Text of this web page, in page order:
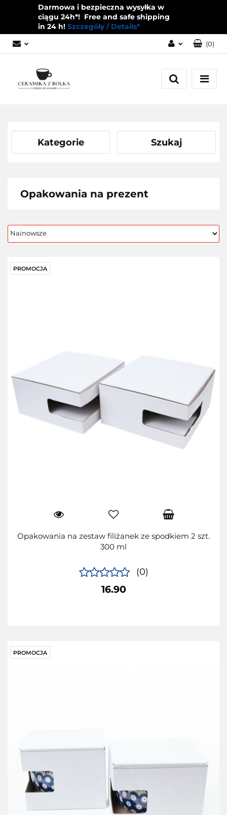
Darmowa i bezpieczna wysyłka w
ciągu 24h*! Free and safe shipping
in 24 h! Szczegóły / Details*
Zaloguj się
Zarejestruj się
(0)
Kategorie Szukaj
Opakowania na prezent
PROMOCJA
Opakowania na zestaw filiżanek ze spodkiem 2 szt.
300 ml
(0)
16.90
PROMOCJA